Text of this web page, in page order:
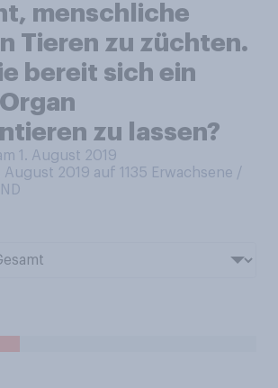
menschliche
Tieren zu züchten.
bereit sich ein
zu lassen?
1. August 2019
August 2019 auf 1135 Erwachsene /